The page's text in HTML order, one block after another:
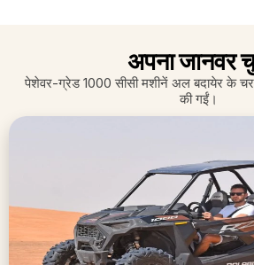
अपना जानवर
पेशेवर-ग्रेड 1000 सीसी मशीनें अल बदायेर के
की गईं।